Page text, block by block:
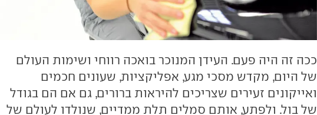
ככה זה היה פעם. העידן המנוכר בואכה רווחי ושימות העולם
של היום, מקדש מסכי מגע, אפליקציות, שעונים חכמים
ואייקונים זעירים שצריכים להיראות ברורים, גם אם הם בגודל
של בול. ולפתע, אותם סמלים תלת ממדיים, שנולדו לעולם של